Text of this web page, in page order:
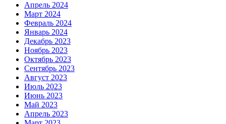
Апрель 2024
Март 2024
Февраль 2024
Январь 2024
Декабрь 2023
Ноябрь 2023
Октябрь 2023
Сентябрь 2023
Август 2023
Июль 2023
Июнь 2023
Май 2023
Апрель 2023